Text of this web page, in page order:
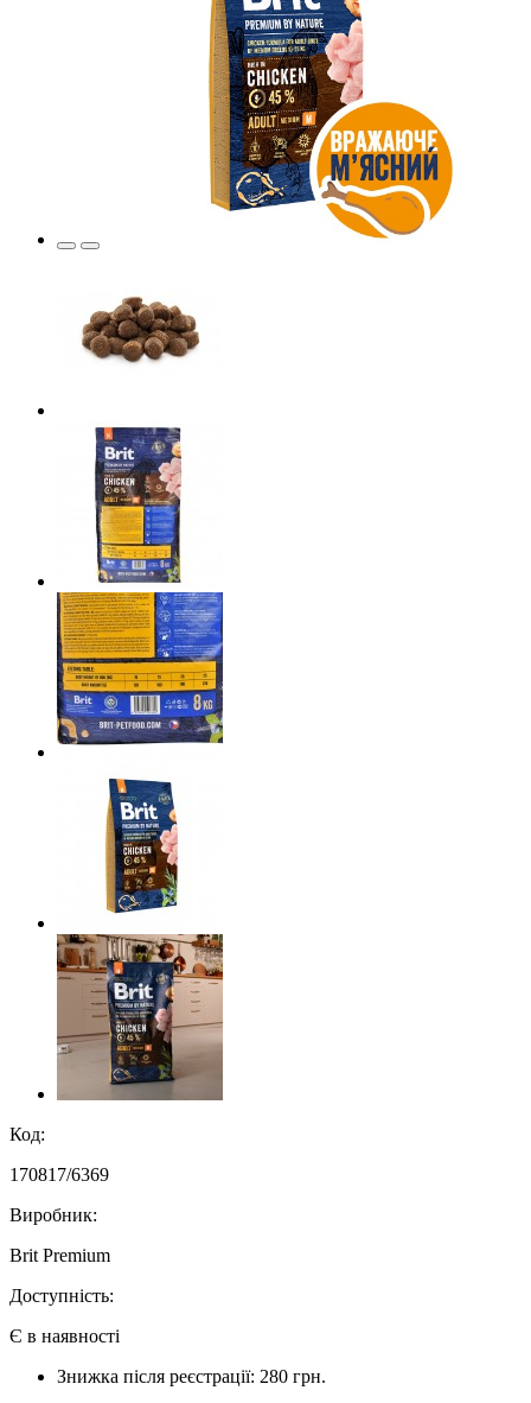
Код:
170817/6369
Виробник:
Brit Premium
Доступність:
Є в наявності
Знижка після реєстрації: 280 грн.